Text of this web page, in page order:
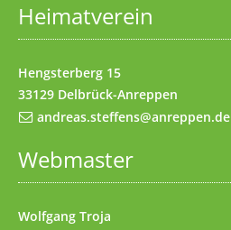
Impressum(Access key 8)
Kontakt(Access key 9)
Heimatverein
Hengsterberg 15
33129 Delbrück-Anreppen
andreas.steffens@anreppen.de
Webmaster
Wolfgang Troja